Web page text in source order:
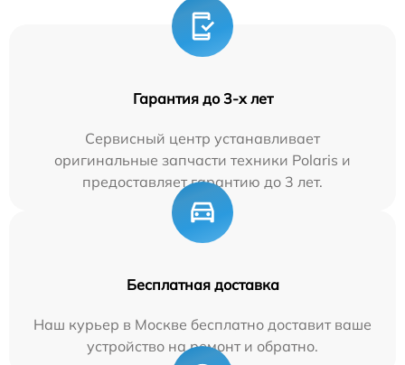
Гарантия до 3-х лет
Сервисный центр устанавливает
оригинальные запчасти техники Polaris и
предоставляет гарантию до 3 лет.
Бесплатная доставка
Наш курьер в Москве бесплатно доставит ваше
устройство на ремонт и обратно.